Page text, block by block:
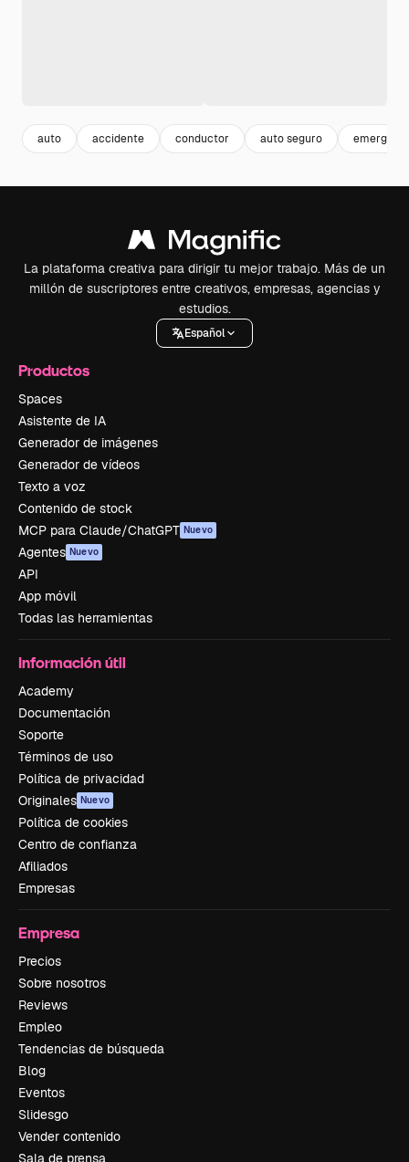
auto accidente conductor auto seguro
La plataforma creativa para dirigir tu mejor trabajo. Más de un
millón de suscriptores entre creativos, empresas, agencias y
estudios.
Español
Productos
Spaces
Asistente de IA
Generador de imágenes
Generador de vídeos
Texto a voz
Contenido de stock
MCP para Claude/ChatGPT Nuevo
Agentes Nuevo
API
App móvil
Todas las herramientas
Información útil
Academy
Documentación
Soporte
Términos de uso
Política de privacidad
Originales Nuevo
Política de cookies
Centro de confianza
Afiliados
Empresas
Empresa
Precios
Sobre nosotros
Reviews
Empleo
Tendencias de búsqueda
Blog
Eventos
Slidesgo
Vender contenido
Sala de prensa